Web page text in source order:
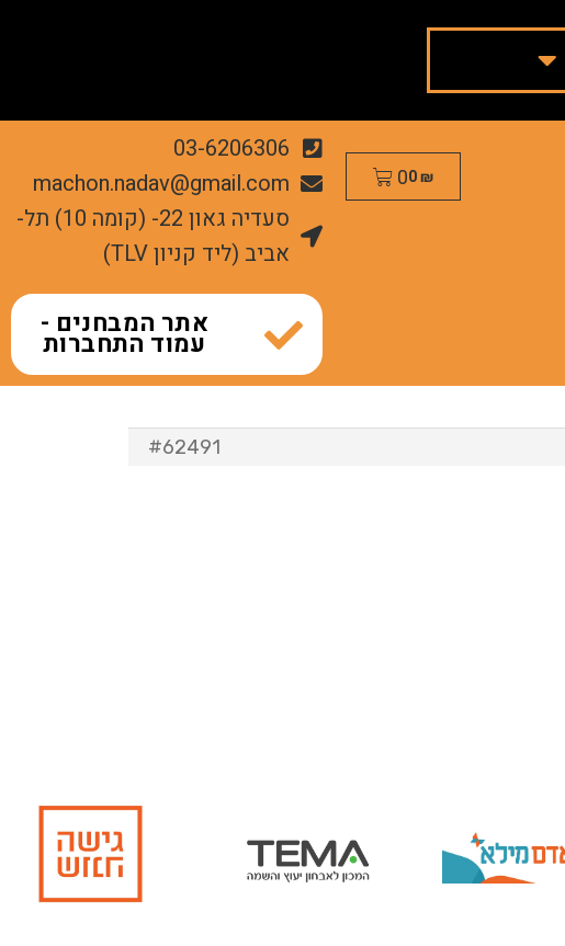
0₪
0
03-6206306
machon.nadav@gmail.com
סעדיה גאון 22- (קומה 10) תל-
אביב (ליד קניון TLV)
אתר המבחנים -
עמוד התחברות
#62491